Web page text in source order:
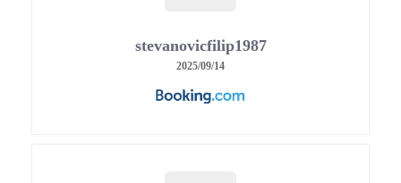
stevanovicfilip1987
2025/09/14